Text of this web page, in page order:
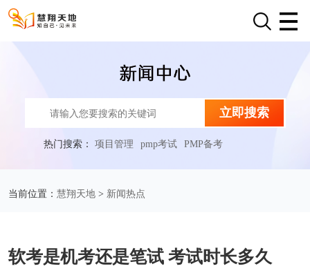
立即搜索
热门搜索：项目管理 pmp考试 PMP备考
当前位置： 慧翔天地> 新闻热点
软考是机考还是笔试 考试时长多久